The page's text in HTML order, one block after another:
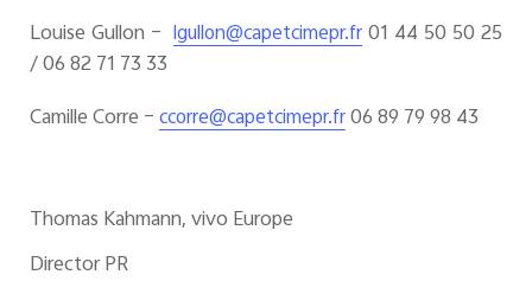
Louise Gullon – lgullon@capetcimepr.fr01 44 50 50 25
/ 06 82 71 73 33
Camille Corre –ccorre@capetcimepr.fr06 89 79 98 43
Thomas Kahmann, vivo Europe
Director PR